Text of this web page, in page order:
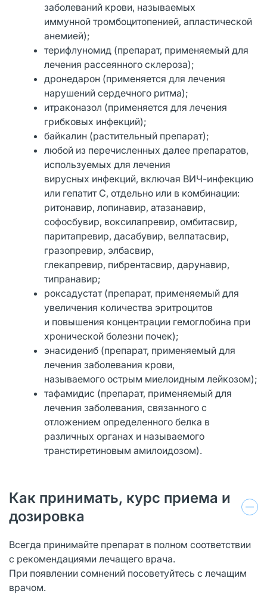
заболеваний крови, называемых
иммунной тромбоцитопенией, апластической
анемией);
терифлуномид (препарат, применяемый для
лечения рассеянного склероза);
дронедарон (применяется для лечения
нарушений сердечного ритма);
итраконазол (применяется для лечения
грибковых инфекций);
байкалин (растительный препарат);
любой из перечисленных далее препаратов,
используемых для лечения
вирусных инфекций, включая ВИЧ-инфекцию
или гепатит С, отдельно или в комбинации:
ритонавир, лопинавир, атазанавир,
софосбувир, воксилапревир, омбитасвир,
паритапревир, дасабувир, велпатасвир,
гразопревир, элбасвир,
глекапревир, пибрентасвир, дарунавир,
типранавир;
роксадустат (препарат, применяемый для
увеличения количества эритроцитов
и повышения концентрации гемоглобина при
хронической болезни почек);
энасидениб (препарат, применяемый для
лечения заболевания крови,
называемого острым миелоидным лейкозом);
тафамидис (препарат, применяемый для
лечения заболевания, связанного с
отложением определенного белка в
различных органах и называемого
транстиретиновым амилоидозом).
Как принимать, курс приема и
дозировка
Всегда принимайте препарат в полном соответствии
с рекомендациями лечащего врача.
При появлении сомнений посоветуйтесь с лечащим
врачом.